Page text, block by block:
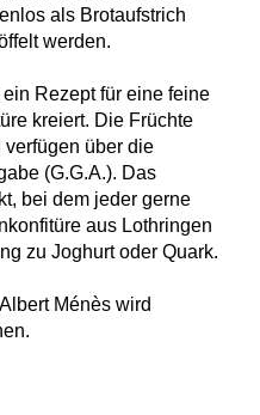
als Brotaufstrich
werden.
Rezept für eine feine
kreiert. Die Früchte
über die
(G.G.A.). Das
bei dem jeder gerne
aus Lothringen
zu Joghurt oder Quark.
Ménès wird